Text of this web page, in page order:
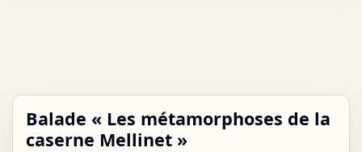
LUN
10
Balade « Les métamorphoses de la
caserne Mellinet »